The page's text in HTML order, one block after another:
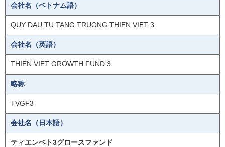
会社名（ベトナム語）
QUY DAU TU TANG TRUONG THIEN VIET 3
会社名（英語）
THIEN VIET GROWTH FUND 3
略称
TVGF3
会社名（日本語）
ティエンベト3グロースファンド